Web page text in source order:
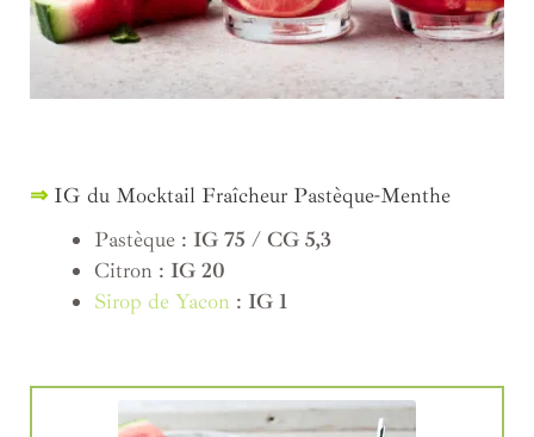
⇒ IG du Mocktail Fraîcheur Pastèque-Menthe
Pastèque : IG 75 / CG 5,3
Citron : IG 20
Sirop de Yacon : IG 1